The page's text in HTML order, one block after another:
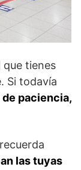
que tienes
Si todavía
paciencia,
las tuyas